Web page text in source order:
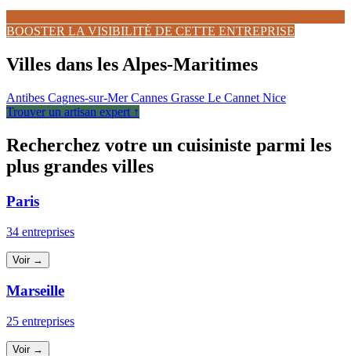
BOOSTER LA VISIBILITÉ DE CETTE ENTREPRISE
Villes dans les Alpes-Maritimes
Antibes Cagnes-sur-MerCannes Grasse Le Cannet Nice
Trouver un artisan expert ↑
Recherchez votre un cuisiniste parmi les
plus grandes villes
Paris
34 entreprises
Voir →
Marseille
25 entreprises
Voir →